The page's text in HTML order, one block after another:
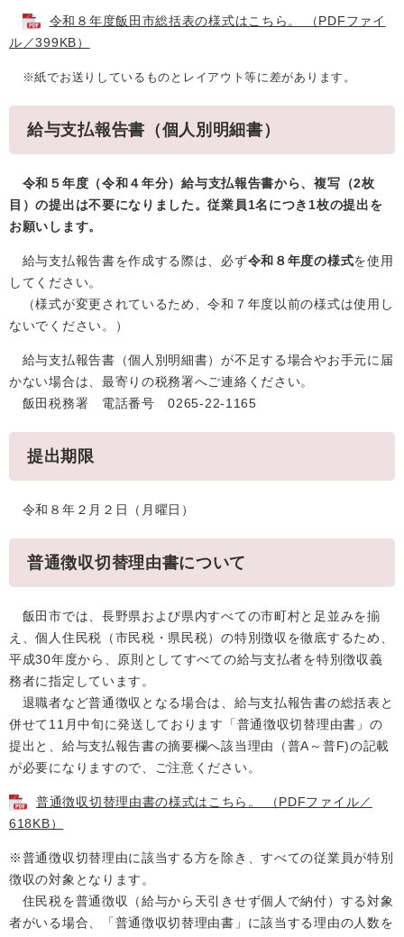
令和８年度飯田市総括表の様式はこちら。 （PDFファイ
ル／399KB）
※紙でお送りしているものとレイアウト等に差があります。
給与支払報告書（個人別明細書）
令和５年度（令和４年分）給与支払報告書から、複写（2枚
目）の提出は不要になりました。従業員1名につき1枚の提出を
お願いします。
給与支払報告書を作成する際は、必ず令和８年度の様式を使用
してください。
（様式が変更されているため、令和７年度以前の様式は使用し
ないでください。）
給与支払報告書（個人別明細書）が不足する場合やお手元に届
かない場合は、最寄りの税務署へご連絡ください。
飯田税務署 電話番号 0265-22-1165
提出期限
令和８年２月２日（月曜日）
普通徴収切替理由書について
飯田市では、長野県および県内すべての市町村と足並みを揃
え、個人住民税（市民税・県民税）の特別徴収を徹底するため、
平成30年度から、原則としてすべての給与支払者を特別徴収義
務者に指定しています。
退職者など普通徴収となる場合は、給与支払報告書の総括表と
併せて11月中旬に発送しております「普通徴収切替理由書」の
提出と、給与支払報告書の摘要欄へ該当理由（普A～普F)の記載
が必要になりますので、ご注意ください。
普通徴収切替理由書の様式はこちら。 （PDFファイル／
618KB）
※普通徴収切替理由に該当する方を除き、すべての従業員が特別
徴収の対象となります。
住民税を普通徴収（給与から天引きせず個人で納付）する対象
者がいる場合、「普通徴収切替理由書」に該当する理由の人数を